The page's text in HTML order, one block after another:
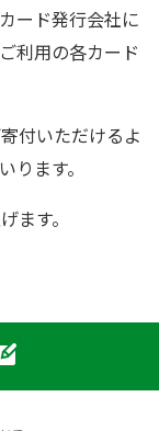
ード発行会社に
利用の各カード
付いただけるよ
ります。
ます。